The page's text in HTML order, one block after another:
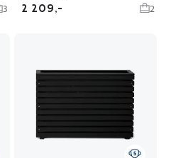
3 2 209,- 2